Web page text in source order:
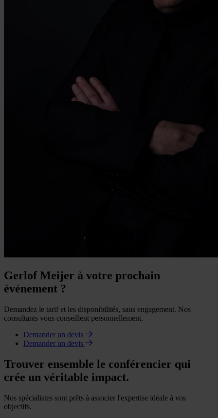
Gerlof Meijer à votre prochain
événement ?
Demandez le tarif et les disponibilités, sans engagement. Nos
consultants vous conseillent personnellement.
Demander un devis
Demander un devis
Trouver ensemble le conférencier qui
crée un véritable impact.
Nos spécialistes sont prêts à associer l'expertise idéale à vos
objectifs.